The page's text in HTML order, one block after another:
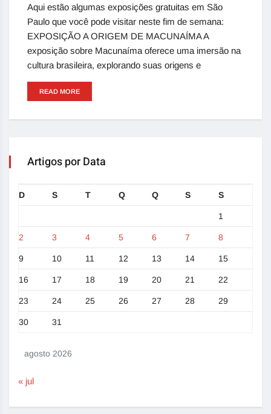
Aqui estão algumas exposições gratuitas em São
Paulo que você pode visitar neste fim de semana:
EXPOSIÇÃO A ORIGEM DE MACUNAÍMA A
exposição sobre Macunaíma oferece uma imersão na
cultura brasileira, explorando suas origens e
READ MORE
Artigos por Data
agosto 2026
D S T Q Q S S
1
2 3 4 5 6 7 8
9 10 11 12 13 14 15
16 17 18 19 20 21 22
23 24 25 26 27 28 29
30 31
« jul